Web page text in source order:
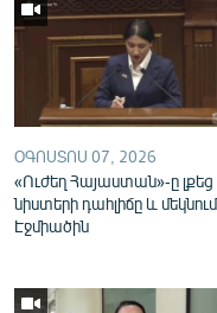
«Ազատության»
ՕԳՈՍՏՈՍ 07, 2026
«Ուժեղ Հայաստան»-ը
նիստերի դահլիճը և
Էջմիածին